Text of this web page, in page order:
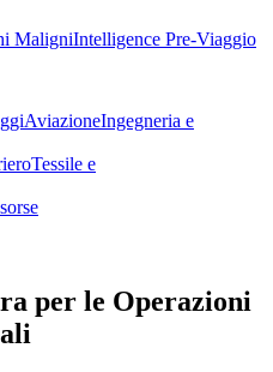
MaligniIntelligence Pre-Viaggio
AviazioneIngegneria e
Tessile e
per le Operazioni